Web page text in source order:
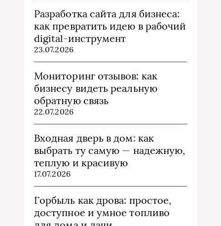
Разработка сайта для бизнеса:
как превратить идею в рабочий
digital-инструмент
23.07.2026
Мониторинг отзывов: как
бизнесу видеть реальную
обратную связь
22.07.2026
Входная дверь в дом: как
выбрать ту самую — надежную,
теплую и красивую
17.07.2026
Горбыль как дрова: простое,
доступное и умное топливо